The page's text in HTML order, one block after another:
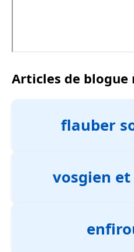
Articles de blogue
flauber
vosgien